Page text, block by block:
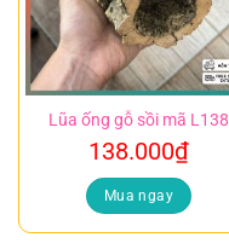
Lũa ống gỗ sồi mã L138
138.000₫
Mua ngay